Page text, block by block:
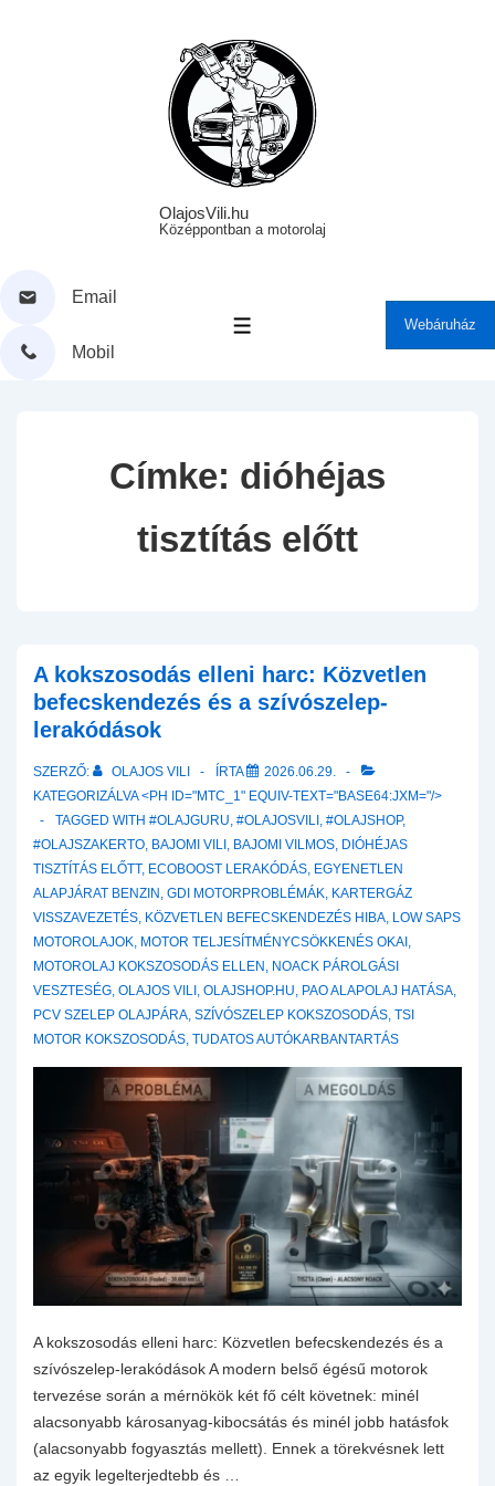
OlajosVili.hu
Középpontban a motorolaj
Email
Mobil
MENÜ Webáruház
Címke: dióhéjas
tisztítás előtt
A kokszosodás elleni harc: Közvetlen
befecskendezés és a szívószelep-
lerakódások
SZERZŐ: OLAJOS VILI ÍRTA
2026.06.29.
KATEGORIZÁLVA <PH ID="MTC_1" EQUIV-TEXT="BASE64:JXM="/>
TAGGED WITH #OLAJGURU, #OLAJOSVILI , #OLAJSHOP,
#OLAJSZAKERTO, BAJOMI VILI , BAJOMI VILMOS, DIÓHÉJAS
TISZTÍTÁS ELŐTT, ECOBOOST LERAKÓDÁS, EGYENETLEN
ALAPJÁRAT BENZIN , GDI MOTORPROBLÉMÁK, KARTERGÁZ
VISSZAVEZETÉS, KÖZVETLEN BEFECSKENDEZÉS HIBA, LOW SAPS
MOTOROLAJOK, MOTOR TELJESÍTMÉNYCSÖKKENÉS OKAI ,
MOTOROLAJ KOKSZOSODÁS ELLEN , NOACK PÁROLGÁSI
VESZTESÉG, OLAJOS VILI , OLAJSHOP.HU, PAO ALAPOLAJ HATÁSA,
PCV SZELEP OLAJPÁRA, SZÍVÓSZELEP KOKSZOSODÁS, TSI
MOTOR KOKSZOSODÁS, TUDATOS AUTÓKARBANTARTÁS
A kokszosodás elleni harc: Közvetlen befecskendezés és a
szívószelep-lerakódások A modern belső égésű motorok
tervezése során a mérnökök két fő célt követnek: minél
alacsonyabb károsanyag-kibocsátás és minél jobb hatásfok
(alacsonyabb fogyasztás mellett). Ennek a törekvésnek lett
az egyik legelterjedtebb és …